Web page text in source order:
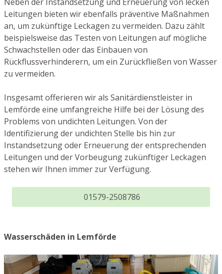
Leitungen bieten wir ebenfalls präventive Maßnahmen
an, um zukünftige Leckagen zu vermeiden. Dazu zählt
beispielsweise das Testen von Leitungen auf mögliche
Schwachstellen oder das Einbauen von
Rückflussverhinderern, um ein Zurückfließen von Wasser
zu vermeiden.
Insgesamt offerieren wir als Sanitärdienstleister in
Lemförde eine umfangreiche Hilfe bei der Lösung des
Problems von undichten Leitungen. Von der
Identifizierung der undichten Stelle bis hin zur
Instandsetzung oder Erneuerung der entsprechenden
Leitungen und der Vorbeugung zukünftiger Leckagen
stehen wir Ihnen immer zur Verfügung.
01579-2508786
Wasserschäden in Lemförde